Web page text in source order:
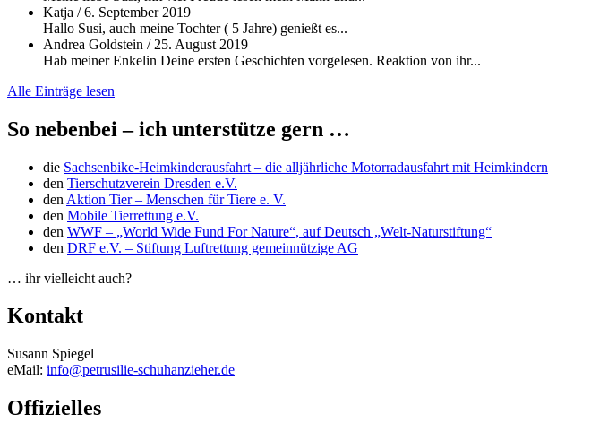
Katja /6. September 2019
Hallo Susi, auch meine Tochter ( 5 Jahre) genießt es...
Andrea Goldstein / 25. August 2019
Hab meiner Enkelin Deine ersten Geschichten vorgelesen. Reaktion von ihr...
Alle Einträge lesen
So nebenbei – ich unterstütze gern …
die Sachsenbike-Heimkinderausfahrt – die alljährliche Motorradausfahrt mit Heimkindern
den Tierschutzverein Dresden e.V.
den Aktion Tier – Menschen für Tiere e. V.
den Mobile Tierrettung e.V.
den WWF – „World Wide Fund For Nature“, auf Deutsch „Welt-Naturstiftung“
den DRF e.V. – Stiftung Luftrettung gemeinnützige AG
… ihr vielleicht auch?
Kontakt
Susann Spiegel
eMail: info@petrusilie-schuhanzieher.de
Offizielles